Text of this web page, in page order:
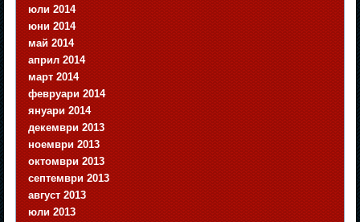
юли 2014
юни 2014
май 2014
април 2014
март 2014
февруари 2014
януари 2014
декември 2013
ноември 2013
октомври 2013
септември 2013
август 2013
юли 2013